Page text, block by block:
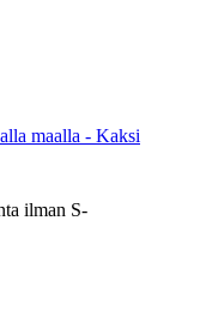
maalla - Kaksi
ilman S-